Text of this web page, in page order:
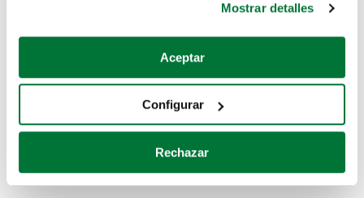
Si lo permite, también quisiéramos:
Recopilar información sobre su ubicación geográfica
Identificar su dispositivo analizándolo activamente
para buscar características específicas (huellas
Obtenga más información sobre cómo se procesan sus
Mostrar detalles
Aceptar
Configurar
Rechazar
Coches de segunda mano
Coches de km0